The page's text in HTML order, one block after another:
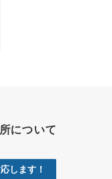
について
します！